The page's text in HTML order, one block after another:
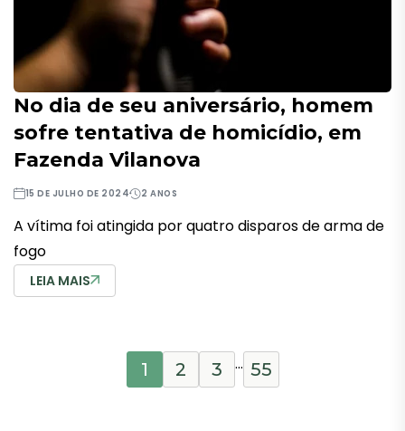
No dia de seu aniversário, homem
sofre tentativa de homicídio, em
Fazenda Vilanova
15 DE JULHO DE 2024 2 ANOS
A vítima foi atingida por quatro disparos de arma de
fogo
LEIA MAIS
1 2 3 … 55